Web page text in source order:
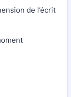
de l’écrit